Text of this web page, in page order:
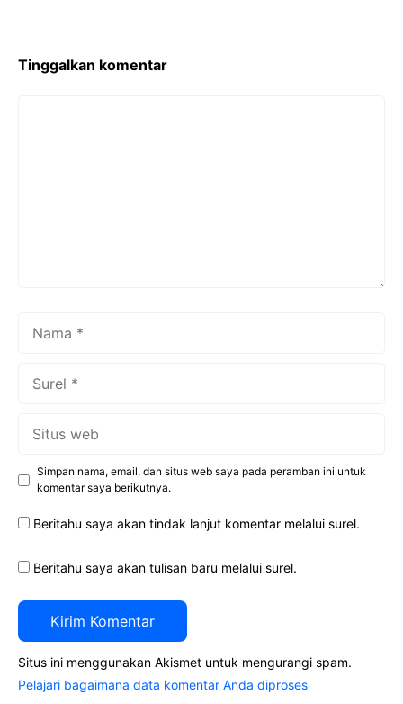
Tinggalkan komentar
Simpan nama, email, dan situs web saya pada peramban ini untuk
komentar saya berikutnya.
Beritahu saya akan tindak lanjut komentar melalui surel.
Beritahu saya akan tulisan baru melalui surel.
Situs ini menggunakan Akismet untuk mengurangi spam.
Pelajari bagaimana data komentar Anda diproses